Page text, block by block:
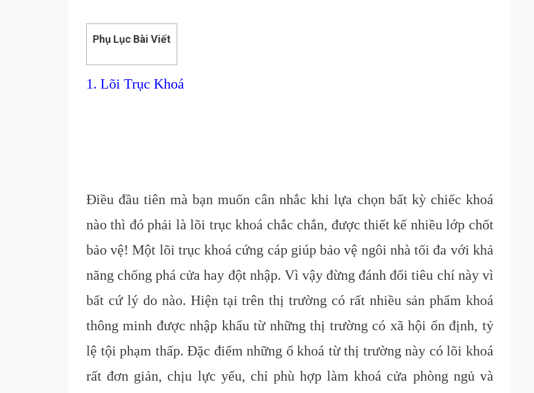
Phụ Lục Bài Viết
1. Lõi Trục Khoá
Điều đầu tiên mà bạn muốn cân nhắc khi lựa chọn bất kỳ chiếc khoá
nào thì đó phải là lõi trục khoá chắc chắn, được thiết kế nhiều lớp chốt
bảo vệ! Một lõi trục khoá cứng cáp giúp bảo vệ ngôi nhà tối đa với khả
năng chống phá cửa hay đột nhập. Vì vậy đừng đánh đổi tiêu chí này vì
bất cứ lý do nào. Hiện tại trên thị trường có rất nhiều sản phẩm khoá
thông minh được nhập khẩu từ những thị trường có xã hội ổn định, tỷ
lệ tội phạm thấp. Đặc điểm những ổ khoá từ thị trường này có lõi khoá
rất đơn giản, chịu lực yếu, chỉ phù hợp làm khoá cửa phòng ngủ và